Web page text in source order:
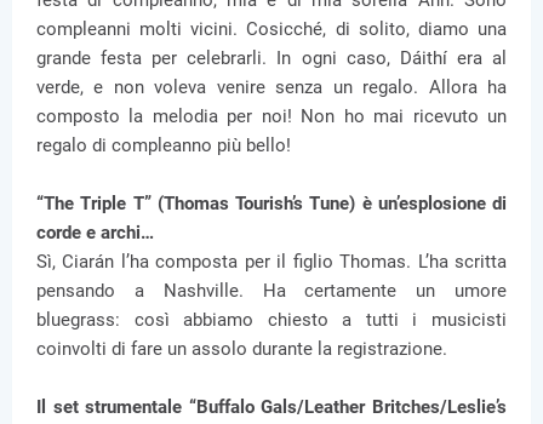
compleanni molti vicini. Cosicché, di solito, diamo una
grande festa per celebrarli. In ogni caso, Dáithí era al
verde, e non voleva venire senza un regalo. Allora ha
composto la melodia per noi! Non ho mai ricevuto un
regalo di compleanno più bello!
“The Triple T” (Thomas Tourish’s Tune) è un’esplosione di
corde e archi…
Sì, Ciarán l’ha composta per il figlio Thomas. L’ha scritta
pensando a Nashville. Ha certamente un umore
bluegrass: così abbiamo chiesto a tutti i musicisti
coinvolti di fare un assolo durante la registrazione.
Il set strumentale “Buffalo Gals/Leather Britches/Leslie’s